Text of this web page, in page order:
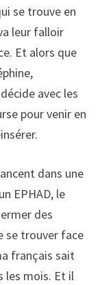
se trouve en
leur falloir
Et alors que
avec les
pour venir en
dans une
EPHAD, le
des
se trouver face
français sait
les mois. Et il